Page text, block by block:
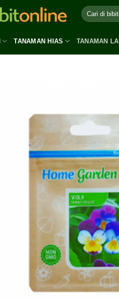
TANAMAN HIAS TANAMAN